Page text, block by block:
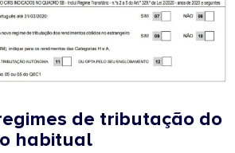
de tributação do
habitual